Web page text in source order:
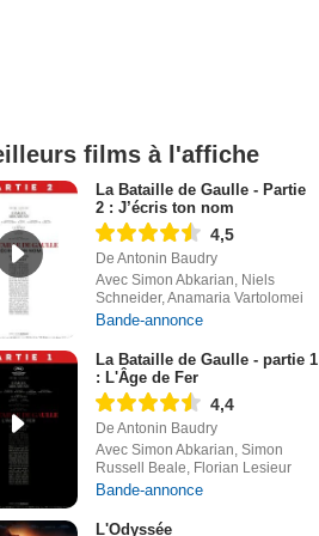
films à l'affiche
La Bataille de Gaulle - Partie
2 : J’écris ton nom
4,5
De Antonin Baudry
Avec Simon Abkarian, Niels
Schneider, Anamaria Vartolomei
Bande-annonce
La Bataille de Gaulle - partie 1
: L'Âge de Fer
4,4
De Antonin Baudry
Avec Simon Abkarian, Simon
Russell Beale, Florian Lesieur
Bande-annonce
L'Odyssée